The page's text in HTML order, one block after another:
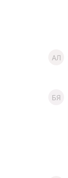
АЛ
БЯ